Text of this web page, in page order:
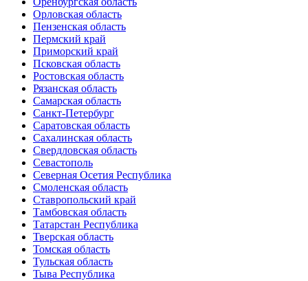
Орловская область
Пензенская область
Пермский край
Приморский край
Псковская область
Ростовская область
Рязанская область
Самарская область
Санкт-Петербург
Саратовская область
Сахалинская область
Свердловская область
Севастополь
Северная Осетия Республика
Смоленская область
Ставропольский край
Тамбовская область
Татарстан Республика
Тверская область
Томская область
Тульская область
Тыва Республика